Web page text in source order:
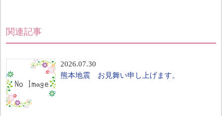
関連記事
2026.07.30
熊本地震 お見舞い申し上げます。